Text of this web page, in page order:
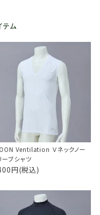
テム
Ventilation Ｖネックノー
ーブシャツ
円(税込)